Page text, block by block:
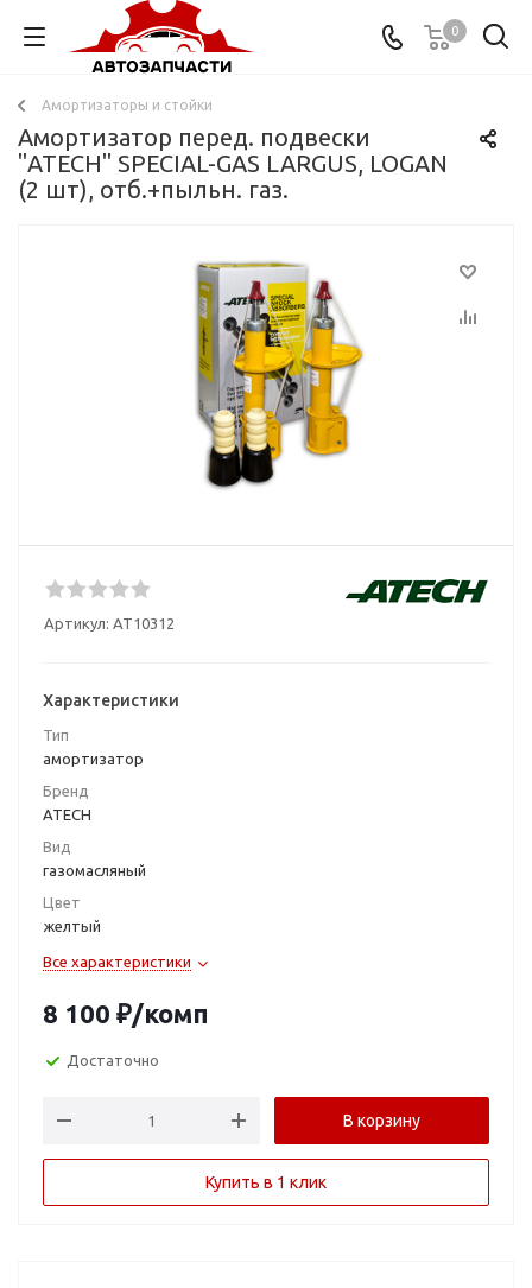
0
Амортизаторы и стойки
Амортизатор перед. подвески
"ATECH" SPECIAL-GAS LARGUS, LOGAN
(2 шт), отб.+пыльн. газ.
Артикул: AT10312
Характеристики
Тип
амортизатор
Бренд
ATECH
Вид
газомасляный
Цвет
желтый
Все характеристики
8 100 ₽/комп
Достаточно
В корзину
Купить в 1 клик